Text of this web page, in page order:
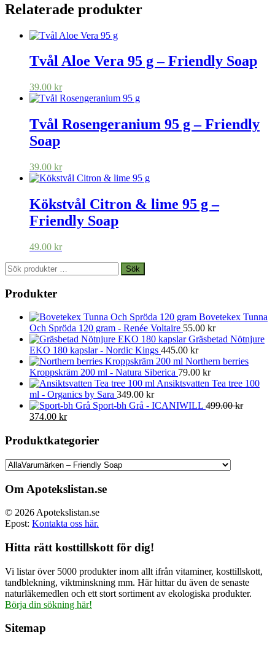
Relaterade produkter
Tvål Aloe Vera 95 g – Friendly Soap
39.00 kr
Tvål Rosengeranium 95 g – Friendly
Soap
39.00 kr
Kökstvål Citron & lime 95 g –
Friendly Soap
49.00 kr
Sök
efter:
Sök
Produkter
Bovetekex Tunna
Och Spröda 120 gram - Renée Voltaire 55.00 kr
Gräsbetad Nötnjure
EKO 180 kapslar - Nordic Kings 445.00 kr
Northern berries
Kroppskräm 200 ml - Natura Siberica 79.00 kr
Ansiktsvatten Tea tree 100
ml - Organics by Sara 349.00 kr
Sport-bh Grå - ICANIWILL 499.00kr
Det
priset
499.00 kr.
374.00 krDet
priset
är:
374.00 kr.
Produktkategorier
Om Apotekslistan.se
© 2026 Apotekslistan.se
Epost: Kontakta oss här.
Hitta rätt kosttillskott för dig!
Vi listar över 5000 produkter inom allt ifrån vitaminer, kosttillskott,
tandblekning, viktminskning mm. Här hittar du även de senaste
naturläkemedlen och ett stort sortiment av ekologiska produkter.
Börja din sökning här!
Sitemap